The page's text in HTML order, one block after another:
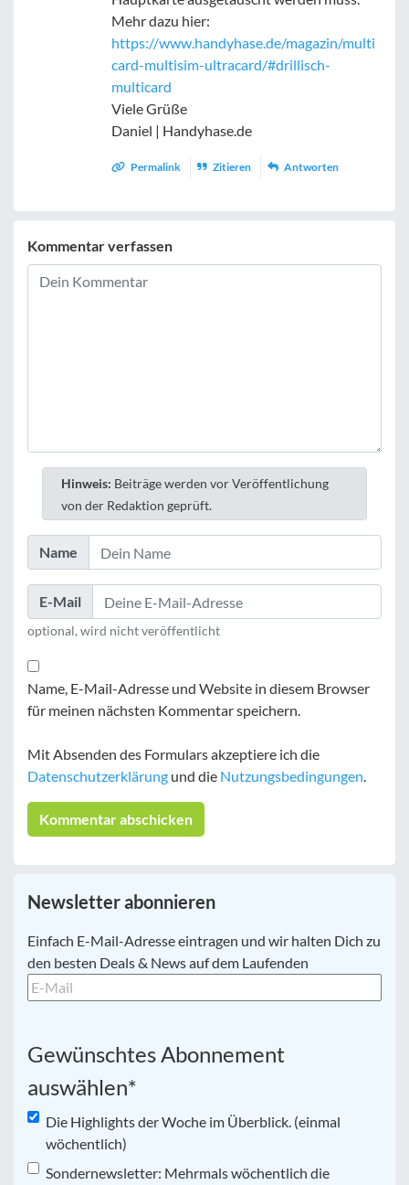
Mehr dazu hier:
https://www.handyhase.de/magazin/multi
card-multisim-ultracard/#drillisch-
multicard
Viele Grüße
Daniel | Handyhase.de
Permalink Zitieren Antworten
Kommentar verfassen
Hinweis: Beiträge werden vor Veröffentlichung
von der Redaktion geprüft.
Name
E-Mail
optional, wird nicht veröffentlicht
Name, E-Mail-Adresse und Website in diesem Browser
für meinen nächsten Kommentar speichern.
Mit Absenden des Formulars akzeptiere ich die
Datenschutzerklärung und die Nutzungsbedingungen.
Newsletter abonnieren
E-
Mail *
Einfach E-Mail-Adresse eintragen und wir halten Dich zu
den besten Deals & News auf dem Laufenden
Gewünschtes Abonnement
auswählen*
Die Highlights der Woche im Überblick. (einmal
wöchentlich)
Sondernewsletter: Mehrmals wöchentlich die